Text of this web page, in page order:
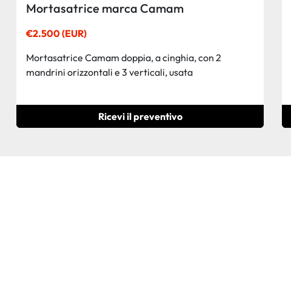
Mortasatrice marca Camam
€2.500 (EUR)
Mortasatrice Camam doppia, a cinghia, con 2
mandrini orizzontali e 3 verticali, usata
Ricevi il preventivo